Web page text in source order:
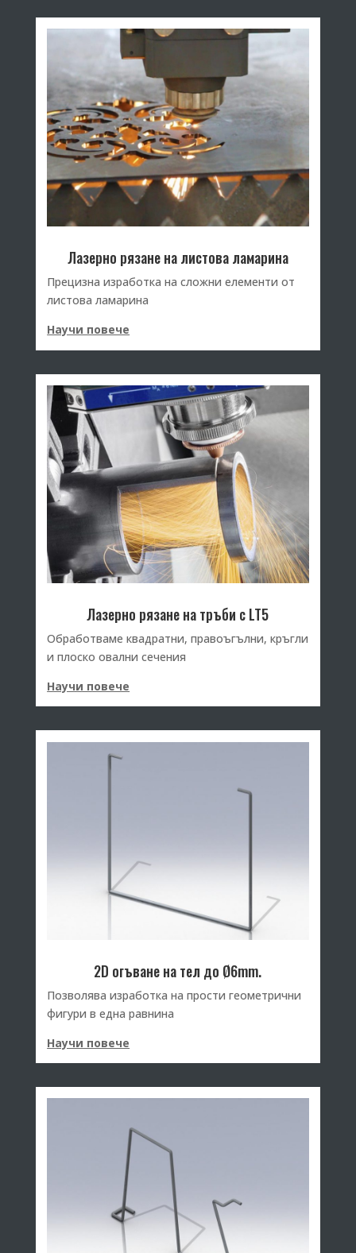
Лазерно рязане на листова ламарина
Прецизна изработка на сложни елементи от
листова ламарина
Научи повече
Лазерно рязане на тръби с LT5
Обработваме квадратни, правоъгълни, кръгли
и плоско овални сечения
Научи повече
2D огъване на тел до Ø6mm.
Позволява изработка на прости геометрични
фигури в една равнина
Научи повече